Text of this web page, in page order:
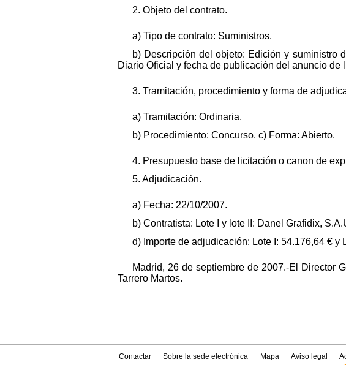
2. Objeto del contrato.
a) Tipo de contrato: Suministros.
b) Descripción del objeto: Edición y suministro
Diario Oficial y fecha de publicación del anuncio
3. Tramitación, procedimiento y forma de
a) Tramitación: Ordinaria.
b) Procedimiento: Concurso. c) Forma: Abierto.
4. Presupuesto base de licitación o canon de
5. Adjudicación.
a) Fecha: 22/10/2007.
b) Contratista: Lote I y lote II: Danel Grafidix,
d) Importe de adjudicación: Lote I: 54.176,64 € y
Madrid, 26 de septiembre de 2007.-El Director
Tarrero Martos.
Contactar Sobre la sede electrónica Mapa Aviso legal